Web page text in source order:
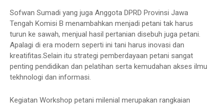
Sofwan Sumadi yang juga Anggota DPRD Provinsi Jawa
Tengah Komisi B menambahkan menjadi petani tak harus
turun ke sawah, menjual hasil pertanian disebuh juga petani.
Apalagi di era modern seperti ini tani harus inovasi dan
kreatifitas.Selain itu strategi pemberdayaan petani sangat
penting pendidikan dan pelatihan serta kemudahan akses ilmu
tekhnologi dan informasi.
Kegiatan Workshop petani milenial merupakan rangkaian